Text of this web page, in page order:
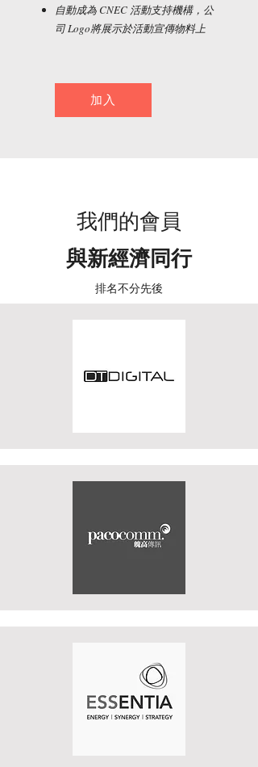
​自動成為 CNEC 活動支持機構，公
司 Logo將展示於活動宣傳物料上
加入
我們的會員
與新經濟同行
排名不分先後